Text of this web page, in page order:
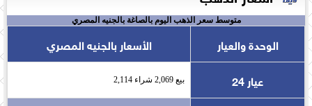
متوسط سعر الذهب اليوم بالصاغة بالجنيه المصري
الوحدة والعيار
الأسعار بالجنيه المصري
عيار 24
بيع 2,069 شراء 2,114